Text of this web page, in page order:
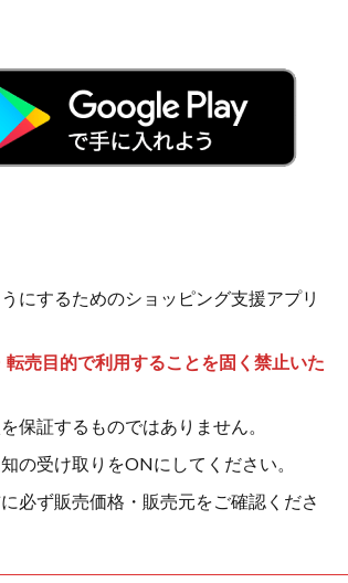
にするためのショッピング支援アプリ
売目的で利用することを固く禁止いた
保証するものではありません。
の受け取りをONにしてください。
必ず販売価格・販売元をご確認くださ